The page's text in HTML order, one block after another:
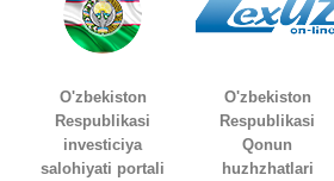
O'zbekiston
Respublikasi
investiciya
salohiyati portali
O'zbekiston
Respublikasi
Qonun
huzhzhatlari